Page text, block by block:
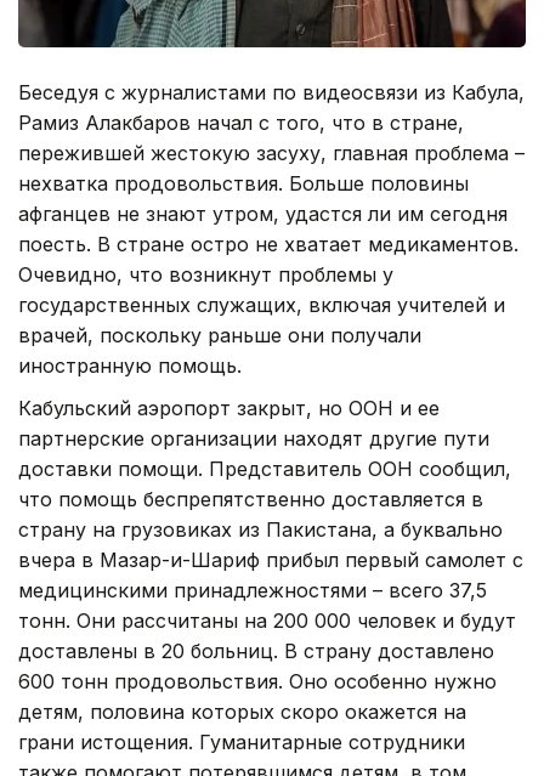
Беседуя с журналистами по видеосвязи из Кабула,
Рамиз Алакбаров начал с того, что в стране,
пережившей жестокую засуху, главная проблема –
нехватка продовольствия. Больше половины
афганцев не знают утром, удастся ли им сегодня
поесть. В стране остро не хватает медикаментов.
Очевидно, что возникнут проблемы у
государственных служащих, включая учителей и
врачей, поскольку раньше они получали
иностранную помощь.
Кабульский аэропорт закрыт, но ООН и ее
партнерские организации находят другие пути
доставки помощи. Представитель ООН сообщил,
что помощь беспрепятственно доставляется в
страну на грузовиках из Пакистана, а буквально
вчера в Мазар-и-Шариф прибыл первый самолет с
медицинскими принадлежностями – всего 37,5
тонн. Они рассчитаны на 200 000 человек и будут
доставлены в 20 больниц. В страну доставлено
600 тонн продовольствия. Оно особенно нужно
детям, половина которых скоро окажется на
грани истощения. Гуманитарные сотрудники